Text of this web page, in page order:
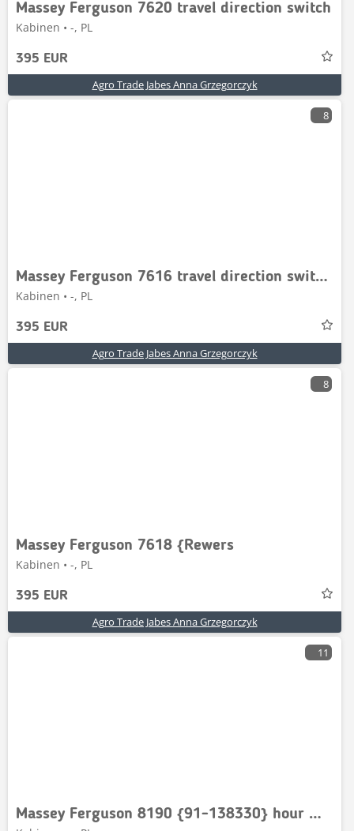
Massey Ferguson 7620 travel direction switch
Kabinen • -, PL
395 EUR
Agro Trade Jabes Anna Grzegorczyk
8
Massey Ferguson 7616 travel direction switch}
Kabinen • -, PL
395 EUR
Agro Trade Jabes Anna Grzegorczyk
8
Massey Ferguson 7618 {Rewers
Kabinen • -, PL
395 EUR
Agro Trade Jabes Anna Grzegorczyk
11
Massey Ferguson 8190 {91-138330} hour meter